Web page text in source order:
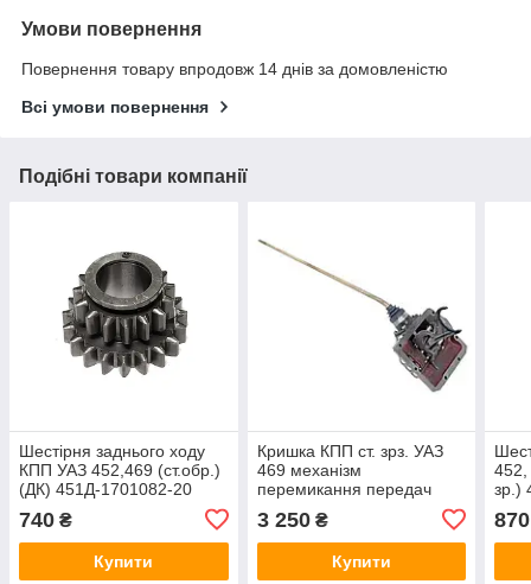
Умови повернення
Повернення товару впродовж 14 днів за домовленістю
Всі умови повернення
Подібні товари компанії
Шестірня заднього ходу
КПП УАЗ 452,469 (ст.обр.)
(ДК) 451Д-1701082-20
740 ₴
Купити
Кришка КПП ст. зрз. УАЗ
469 механізм
перемикання передач
реставрація Україна 469-
1702010-30
3 250₴
Купити
452,
зр.)
870